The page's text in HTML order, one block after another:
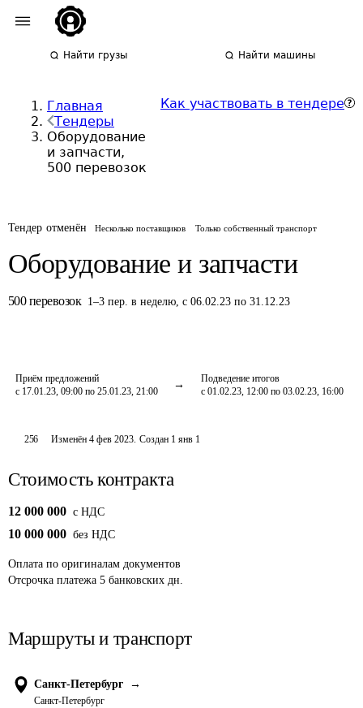
Найти грузы Найти машины
Главная
Тендеры
Оборудование
и запчасти,
500 перевозок
Как участвовать в тендере
Тендер отменён Несколько поставщиков Только собственный транспорт
Оборудование и запчасти
500 перевозок 1–3 пер. в неделю,с 06.02.23 по 31.12.23
Приём предложений
с 17.01.23, 09:00 по 25.01.23, 21:00
Подведение итогов
с 01.02.23, 12:00 по 03.02.23, 16:00
256 Изменён4 фев 2023. Создан 1 янв 1
Стоимость контракта
12 000 000 c НДС
10 000 000 без НДС
Оплата по оригиналам документов
Отсрочка платежа 5 банковских дн.
Маршруты и транспорт
Санкт-Петербург →
Санкт-Петербург